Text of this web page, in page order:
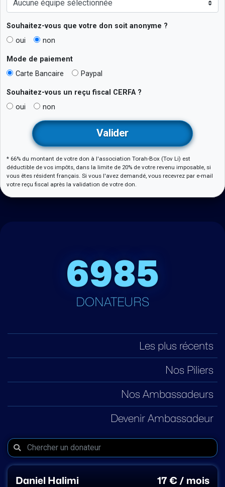
Souhaitez-vous que votre don soit anonyme ?
oui
non
Mode de paiement
Carte Bancaire
Paypal
Souhaitez-vous un reçu fiscal CERFA?
oui
non
* 66% du montant de votre don à l'association Torah-Box (Tov Li) est
déductible de vos impôts, dans la limite de 20% de votre revenu imposable, si
vous êtes résident français. Si vous l'avez demandé, vous recevrez par e-mail
votre reçu fiscal après la validation de votre don.
6985
DONATEURS
Les plus récents
Nos Piliers
Nos Ambassadeurs
Devenir Ambassadeur
Daniel Halimi 17 € / mois